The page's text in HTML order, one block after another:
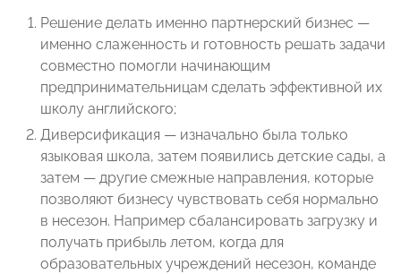
Решение делать именно партнерский бизнес —
именно слаженность и готовность решать задачи
совместно помогли начинающим
предпринимательницам сделать эффективной их
школу английского;
Диверсификация — изначально была только
языковая школа, затем появились детские сады, а
затем — другие смежные направления, которые
позволяют бизнесу чувствовать себя нормально
в несезон. Например сбалансировать загрузку и
получать прибыль летом, когда для
образовательных учреждений несезон, команде